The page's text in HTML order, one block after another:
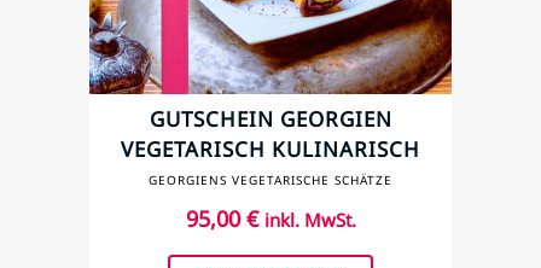
GUTSCHEIN GEORGIEN
VEGETARISCH KULINARISCH
ENTDECKEN
GEORGIENS VEGETARISCHE SCHÄTZE
95,00€ inkl. MwSt.